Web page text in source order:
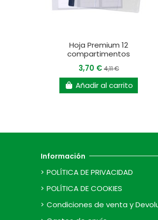
Hoja Premium 12
compartimentos
3,70 €4,11 €
Añadir al carrito
Información
POLÍTICA DE PRIVACIDAD
POLÍTICA DE COOKIES
Condiciones de venta y